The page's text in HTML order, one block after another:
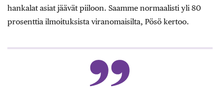
hankalat asiat jäävät piiloon. Saamme normaalisti yli 80
prosenttia ilmoituksista viranomaisilta, Pösö kertoo.